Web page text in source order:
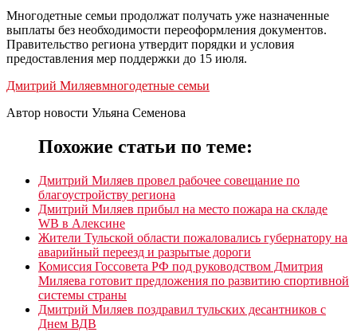
Многодетные семьи продолжат получать уже назначенные
выплаты без необходимости переоформления документов.
Правительство региона утвердит порядки и условия
предоставления мер поддержки до 15 июля.
Дмитрий Миляевмногодетные семьи
Автор новости Ульяна Семенова
Похожие статьи по теме:
Дмитрий Миляев провел рабочее совещание по
благоустройству региона
Дмитрий Миляев прибыл на место пожара на складе
WB в Алексине
Жители Тульской области пожаловались губернатору на
аварийный переезд и разрытые дороги
Комиссия Госсовета РФ под руководством Дмитрия
Миляева готовит предложения по развитию спортивной
системы страны
Дмитрий Миляев поздравил тульских десантников с
Днем ВДВ